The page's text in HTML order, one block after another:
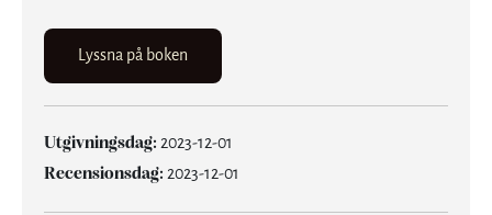
Lyssna på boken
Utgivningsdag: 2023-12-01
Recensionsdag: 2023-12-01